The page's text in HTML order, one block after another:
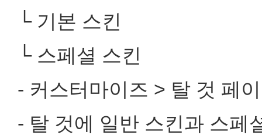
└ 기본 스킨
└ 스페셜 스킨
- 커스터마이즈 > 탈 것 페
- 탈 것에 일반 스킨과 스페